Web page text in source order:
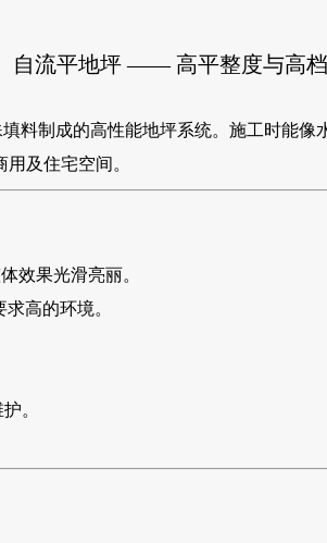
自流平地坪 —— 高平整度与高
料制成的高性能地坪系统。施工时能
及住宅空间。
效果光滑亮丽。
高的环境。
。